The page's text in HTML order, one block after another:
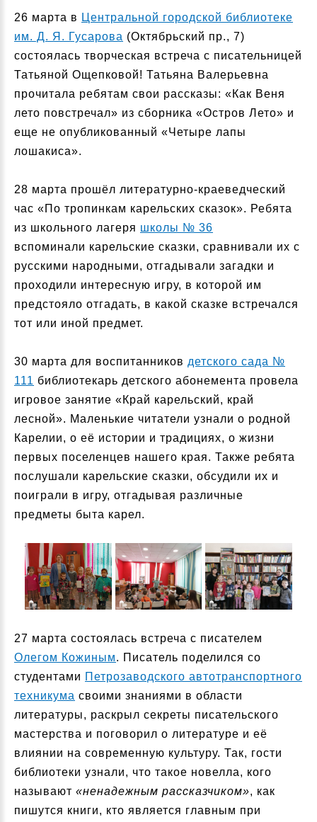
26 марта в Центральной городской библиотеке
им. Д. Я. Гусарова (Октябрьский пр., 7)
состоялась творческая встреча с писательницей
Татьяной Ощепковой! Татьяна Валерьевна
прочитала ребятам свои рассказы: «Как Веня
лето повстречал» из сборника «Остров Лето» и
еще не опубликованный «Четыре лапы
лошакиса».
28 марта прошёл литературно-краеведческий
час «По тропинкам карельских сказок». Ребята
из школьного лагеря школы № 36
вспоминали карельские сказки, сравнивали их с
русскими народными, отгадывали загадки и
проходили интересную игру, в которой им
предстояло отгадать, в какой сказке встречался
тот или иной предмет.
30 марта для воспитанников детского сада №
111 библиотекарь детского абонемента провела
игровое занятие «Край карельский, край
лесной». Маленькие читатели узнали о родной
Карелии, о её истории и традициях, о жизни
первых поселенцев нашего края. Также ребята
послушали карельские сказки, обсудили их и
поиграли в игру, отгадывая различные
предметы быта карел.
27 марта состоялась встреча с писателем
Олегом Кожиным. Писатель поделился со
студентами Петрозаводского автотранспортного
техникума своими знаниями в области
литературы, раскрыл секреты писательского
мастерства и поговорил о литературе и её
влиянии на современную культуру. Так, гости
библиотеки узнали, что такое новелла, кого
называют «ненадежным рассказчиком», как
пишутся книги, кто является главным при